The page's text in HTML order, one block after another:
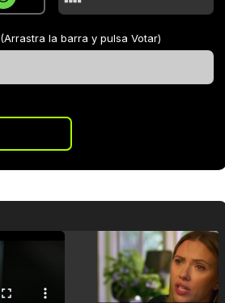
(Arrastra la barra y pulsa Votar)